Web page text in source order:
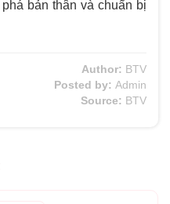
bản thân và chuẩn bị
Author: BTV
Posted by: Admin
Source: BTV